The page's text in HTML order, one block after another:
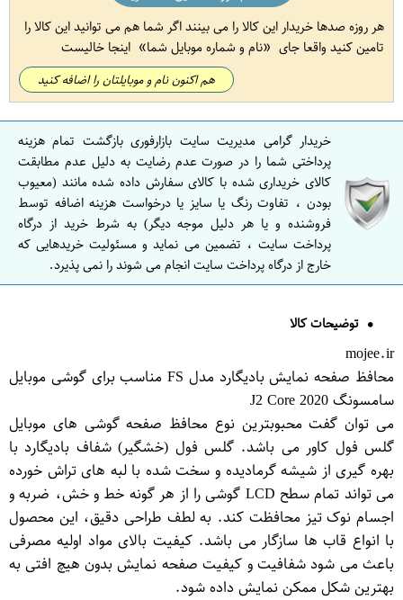
هر روزه صدها خریدار این کالا را می بینند اگر شما هم می توانید این کالا را
تامین کنید واقعا جای
نام و شماره موبایل شما اینجا خالیست
هم اکنون نام و موبایلتان را اضافه کنید
خریدار گرامی مدیریت سایت بازارفوری بازگشت تمام هزینه
پرداختی شما را در صورت عدم رضایت به دلیل عدم مطابقت
کالای خریداری شده با کالای سفارش داده شده مانند (معیوب
بودن ، تفاوت رنگ یا سایز یا درخواست هزینه اضافه توسط
فروشنده و یا هر دلیل موجه دیگر) به شرط خرید از درگاه
پرداخت سایت ، تضمین می نماید و مسئولیت خریدهایی که
خارج از درگاه پرداخت سایت انجام می شوند را نمی پذیرد.
توضیحات کالا
mojee.ir
محافظ صفحه نمایش بادیگارد مدل FS مناسب برای گوشی موبایل
سامسونگ J2 Core 2020
می توان گفت محبوبترین نوع محافظ صفحه گوشی های موبایل
گلس فول کاور می باشد. گلس فول (خشگیر) شفاف بادیگارد با
بهره گیری از شیشه گرمادیده و سخت شده با لبه های تراش خورده
می تواند تمام سطح LCD گوشی را از هر گونه خط و خش، ضربه و
اجسام نوک تیز محافظت کند. به لطف طراحی دقیق، این محصول
با انواع قاب ها سازگار می باشد. کیفیت بالای مواد اولیه مصرفی
باعث می شود شفافیت و کیفیت صفحه نمایش بدون هیچ افتی به
بهترین شکل ممکن نمایش داده شود.